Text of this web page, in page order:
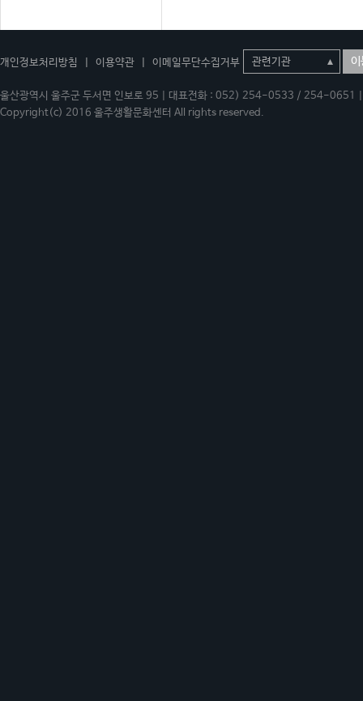
개인정보처리방침 이용약관 이메일무단수집거부 이
울산광역시 울주군 두서면 인보로 95 | 대표전화 : 052) 254-0533 / 254-
Copyright(c) 2016 울주생활문화센터 All rights reserved.